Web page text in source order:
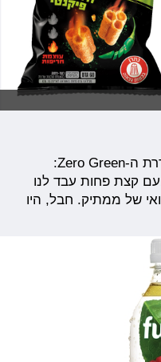
מותג התה משיק משקה חדש בסדרת ה-Zero Green:
קצת פחות עבד לנו
של ממתיק. חבל, היו